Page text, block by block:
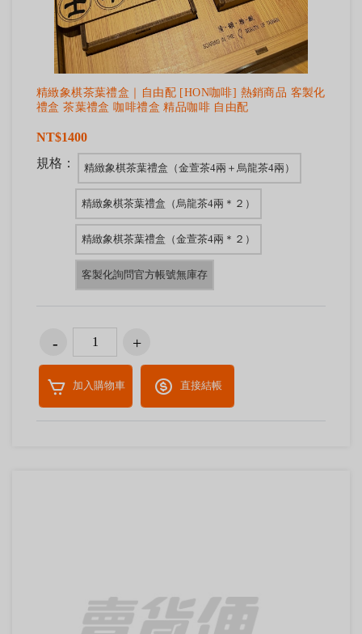
精緻象棋茶葉禮盒｜自由配 [HON咖啡] 熱銷商品 客製化
禮盒 茶葉禮盒 咖啡禮盒 精品咖啡 自由配
NT$1400
規格：
精緻象棋茶葉禮盒（金萱茶4兩＋烏龍茶4兩）
精緻象棋茶葉禮盒（烏龍茶4兩＊２）
精緻象棋茶葉禮盒（金萱茶4兩＊２）
客製化詢問官方帳號無庫存
加入購物車 直接結帳